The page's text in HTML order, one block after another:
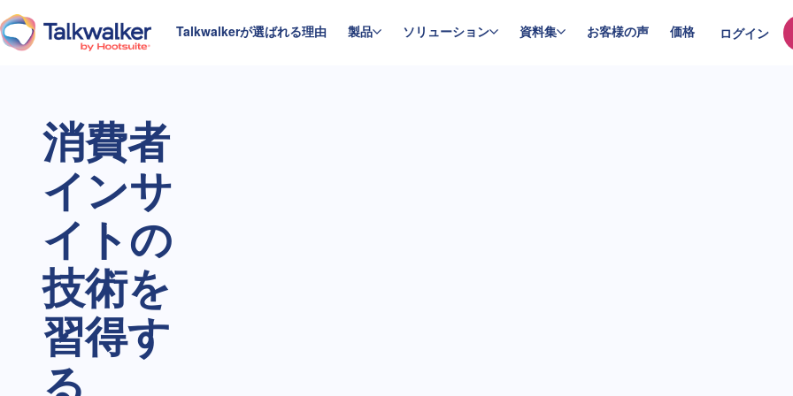
コ
ン
テ
ホームページ
Talkwalkerが選ばれる理由 製品 ソリューション 資料集 お客様の声 価格 ログイン
消費者
インサ
イトの
技術を
習得す
る